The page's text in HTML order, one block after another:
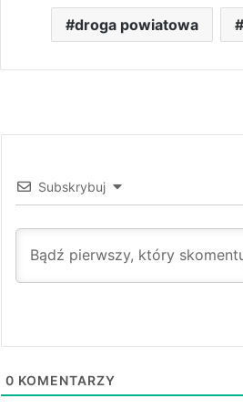
droga powiatowa
Subskrybuj
0 KOMENTARZY